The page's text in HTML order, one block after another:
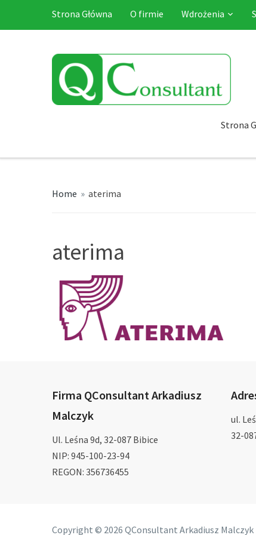
Strona Główna O firmie Wdrożenia
Strona
Home » aterima
aterima
Firma QConsultant Arkadiusz
Malczyk
Ul. Leśna 9d, 32-087 Bibice
NIP: 945-100-23-94
REGON: 356736455
ul.
32-
Copyright © 2026 QConsultant Arkadiusz Malczyk